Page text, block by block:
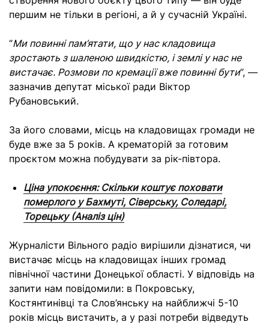
першим не тільки в регіоні, а й у сучасній Україні.
“Ми повинні пам’ятати, що у нас кладовища
зростають з шаленою швидкістю, і землі у нас не
вистачає. Розмови по кремації вже повинні бути”, —
зазначив депутат міської ради Віктор
Рубановський.
За його словами, місць на кладовищах громади не
буде вже за 5 років. А крематорій за готовим
проєктом можна побудувати за рік-півтора.
Ціна упокоєння: Скільки коштує поховати
померлого у Бахмуті, Сіверську, Соледарі,
Торецьку (Аналіз цін)
Журналісти Вільного радіо вирішили дізнатися, чи
вистачає місць на кладовищах інших громад
північної частини Донецької області. У відповідь на
запити нам повідомили: в Покровську,
Костянтинівці та Слов’янську на найближчі 5-10
років місць вистачить, а у разі потреби відведуть